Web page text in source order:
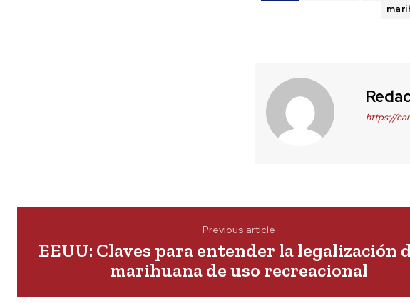
https://
Previous article
EEUU: Claves para entender la legalización
marihuana de uso recreacional